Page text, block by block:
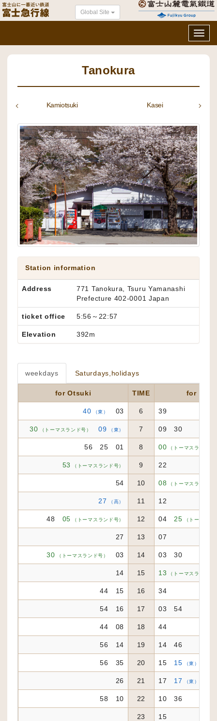
Global Site
Tanokura
Kamiotsuki Kasei
Station information
Address
771 Tanokura, Tsuru Yamanashi
Prefecture 402-0001 Japan
ticket office 5:56～22:57
Elevation 392m
weekdays Saturdays,holidays
for Otsuki TIME for
40 （東） 03 6 39
30 （トーマスランド号） 09 （東） 7 09 30
56 25 01 8 00 （トーマスランド号
53 （トーマスランド号） 9 22
54 10 08 （トーマスランド号
27 （高） 11 12
48 05 （トーマスランド号） 12 04 25 （トーマス
27 13 07
30 （トーマスランド号） 03 14 03 30
14 15 13 （トーマスランド号
44 15 16 34
54 16 17 03 54
44 08 18 44
56 14 19 14 46
56 35 20 15 15 （東）
26 21 17 17 （東）
58 10 22 10 36
23 15